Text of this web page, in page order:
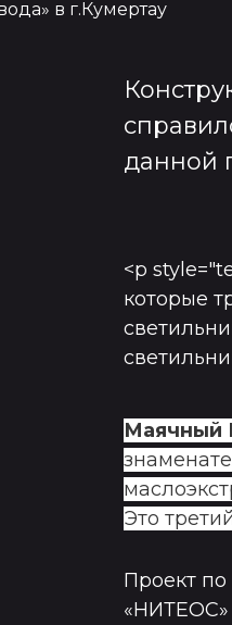
данной
<p
которые
Маячный
Это
Проект
«НИТЕОС»